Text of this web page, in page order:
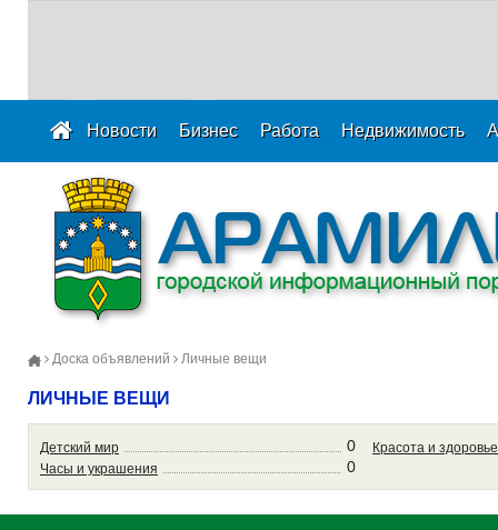
Новости Бизнес Работа Недвижимость
Доска объявлений Личные вещи
ЛИЧНЫЕ ВЕЩИ
0
Детский мир Красота и здоровье
0
Часы и украшения